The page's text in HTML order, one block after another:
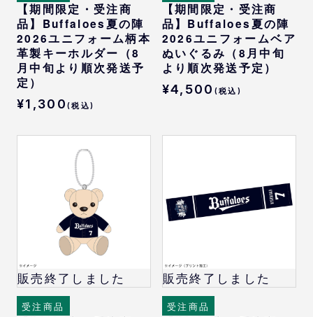
【期間限定・受注商
品】Buffaloes夏の陣
2026ユニフォーム柄本
革製キーホルダー（8
月中旬より順次発送予
定）
¥1,300 (税込)
【期間限定・受注商
品】Buffaloes夏の陣
2026ユニフォームベア
ぬいぐるみ（8月中旬
より順次発送予定）
¥4,500 (税込)
販売終了しました
受注商品
販売終了しました
受注商品